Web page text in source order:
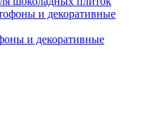
и декоративные